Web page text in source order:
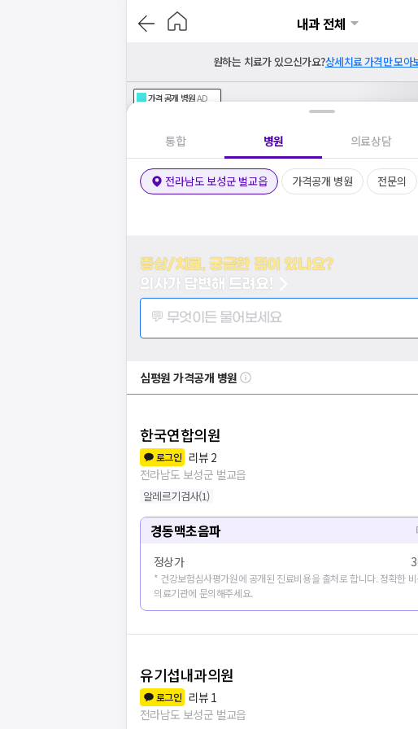
내과 전체
원하는 치료가 있으신가요?상세치료 가격만 모아
가격공개 병원AD
통합 병원 의료상담
전라남도 보성군 벌교읍 가격공개 병원 전문의
증상/치료, 궁금한 점이 있나요?
의사가 답변해 드려요!
💬 무엇이든 물어보세요
심평원 가격공개 병원
한국연합의원
로그인 리뷰 2
전라남도 보성군 벌교읍
알레르기검사(1)
경동맥초음파
정상가
* 건강보험심사평가원에 공개된 진료비용을 출처로 합니다. 정확한
의료기관에 문의해주세요.
유기섭내과의원
로그인 리뷰 1
전라남도 보성군 벌교읍